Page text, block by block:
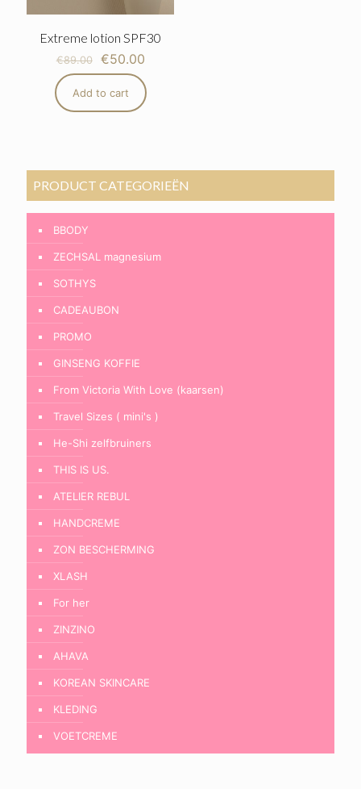
Extreme lotion SPF30
€89.00 €50.00
Add to cart
PRODUCT CATEGORIEËN
BBODY
ZECHSAL magnesium
SOTHYS
CADEAUBON
PROMO
GINSENG KOFFIE
From Victoria With Love (kaarsen)
Travel Sizes ( mini's )
He-Shi zelfbruiners
THIS IS US.
ATELIER REBUL
HANDCREME
ZON BESCHERMING
XLASH
For her
ZINZINO
AHAVA
KOREAN SKINCARE
KLEDING
VOETCREME